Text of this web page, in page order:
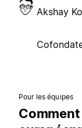
Akshay
Pour les équipes